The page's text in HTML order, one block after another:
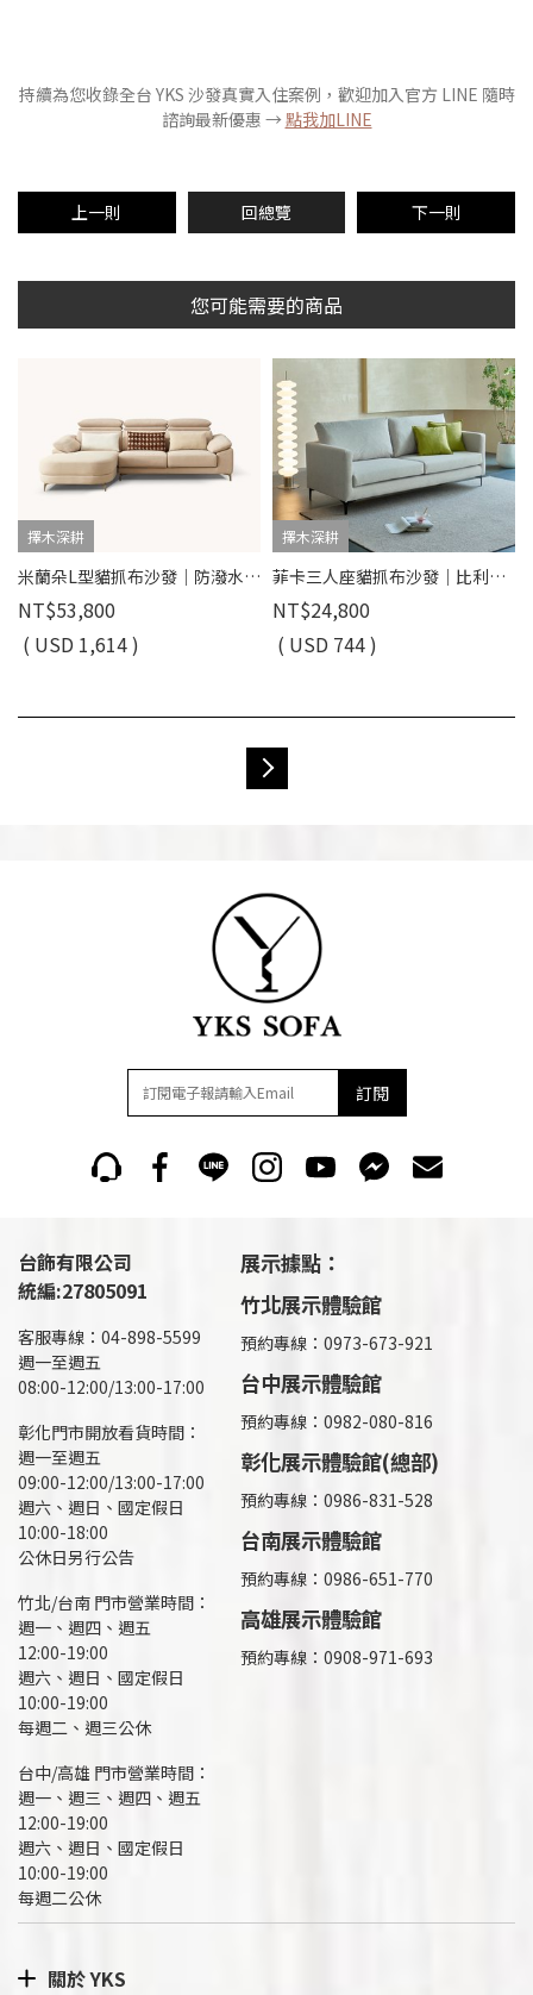
持續為您收錄全台 YKS 沙發真實入住案例，歡迎加入官方 LINE 隨時
諮詢最新優惠 →點我加LINE
上一則 回總覽 下一則
您可能需要的商品
擇木深耕
米蘭朵L型貓抓布沙發｜防潑水耐磨 × 滑軌坐墊 × 可調頭枕 –擇木深耕
NT$53,800
( USD 1,614 )
擇木深耕
菲卡三人座貓抓布沙發｜比利時貓抓布 × 耐磨防潑水 × 可拆洗布套 × 高回彈坐墊 – 擇木深耕
NT$24,800
( USD 744 )
訂閱
台飾有限公司
統編:27805091
客服專線：04-898-5599
週一至週五
08:00-12:00/13:00-17:00
彰化門市開放看貨時間：
週一至週五
09:00-12:00/13:00-17:00
週六、週日、國定假日
10:00-18:00
公休日另行公告
竹北/台南 門市營業時間：
週一、週四、週五
12:00-19:00
週六、週日、國定假日
10:00-19:00
每週二、週三公休
台中/高雄 門市營業時間：
週一、週三、週四、週五
12:00-19:00
週六、週日、國定假日
10:00-19:00
每週二公休
展示據點：
竹北展示體驗館
預約專線：0973-673-921
台中展示體驗館
預約專線：0982-080-816
彰化展示體驗館(總部)
預約專線： 0986-831-528
台南展示體驗館
預約專線：0986-651-770
高雄展示體驗館
預約專線： 0908-971-693
關於 YKS